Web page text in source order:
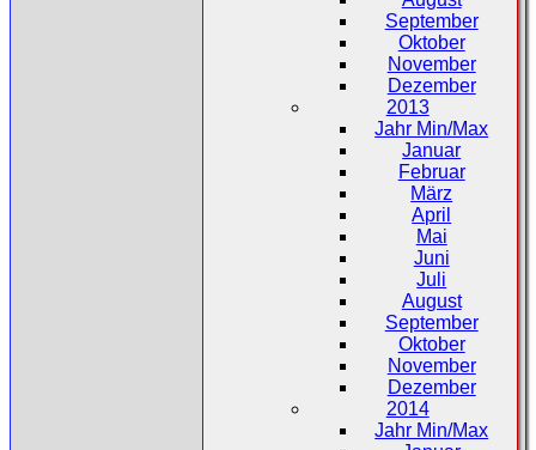
September
Oktober
November
Dezember
2013
Jahr Min/Max
Januar
Februar
März
April
Mai
Juni
Juli
August
September
Oktober
November
Dezember
2014
Jahr Min/Max